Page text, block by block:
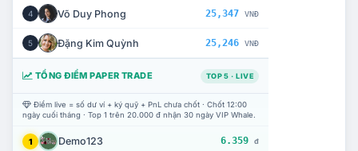
4 Võ Duy Phong 25,347 VNĐ
5 Đặng Kim Quỳnh 25,246 VNĐ
TỔNG ĐIỂM PAPER TRADE TOP 5 · LIVE
Điểm live = số dư ví + ký quỹ + PnL chưa chốt · Chốt 12:00
ngày cuối tháng · Top 1 trên 20.000 đ nhận 30 ngày VIP Whale.
1 Demo123 6.359 đ